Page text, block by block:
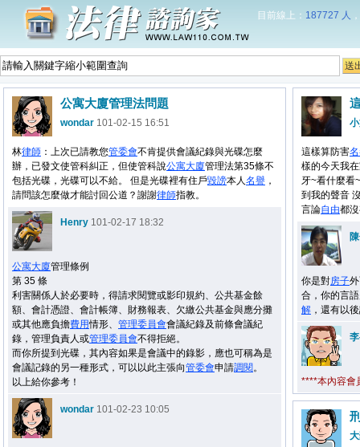
目前線上： 187727 人
公寓大廈管理法問題
wondar 101-02-15 16:51
林律師 ：上次已請教您管委會不肯提供會議紀錄與光碟怎麼
辦，已發文使管科糾正，但使管科說公寓大廈管理法第35條不
包括光碟，光碟可以不給。 但是光碟裡有住戶毀謗本人名譽 ，
請問該怎麼做才能討回公道？謝謝律師指教。
Henry 101-02-17 18:32
公寓大廈管理條例
第 35 條
利害關係人於必要時，得請求閱覽或影印規約、公共基金餘
額、會計憑證、會計帳簿、財務報表、欠繳公共基金與應分攤
或其他應負擔費用情形、 管理委員會會議紀錄及前條會議紀
錄，管理負責人或管理委員會不得拒絕。
而你所提到光碟，其內容如果是會議中的錄影，應也可稱為是
會議記錄的另一種形式，可以以此主張向管委會申請調閱。
以上給你參考！
wondar 101-02-23 10:05
這樣算防害
樣的今天我
牙~看什麼看
到我的聲音
言論自由都
你是對房子
合，你的言
解 ，還有以
****本內容會